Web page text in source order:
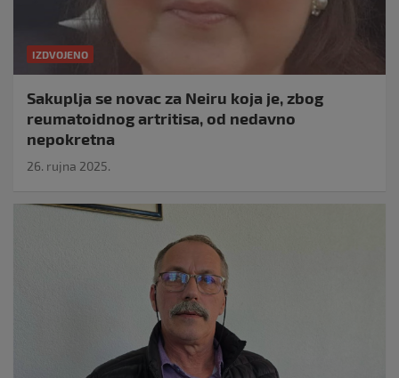
IZDVOJENO
Sakuplja se novac za Neiru koja je, zbog
reumatoidnog artritisa, od nedavno
nepokretna
26. rujna 2025.